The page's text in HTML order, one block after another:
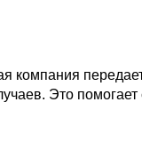
компания
Это